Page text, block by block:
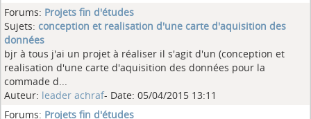
Forums: Projets fin d'études
Sujets: conception et realisation d'une carte d'aquisition des
données
bjr à tous j'ai un projet à réaliser il s'agit d'un (conception et
realisation d'une carte d'aquisition des données pour la
commade d...
Auteur: leader achraf- Date: 05/04/2015 13:11
Forums: Projets fin d'études